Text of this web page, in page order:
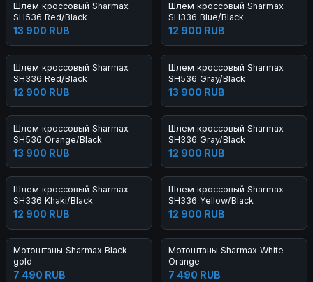
Шлем кроссовый Sharmax
SH536 Red/Black
13 900 RUB
Шлем кроссовый Sharmax
SH336 Blue/Black
12 900 RUB
Шлем кроссовый Sharmax
SH336 Red/Black
12 900 RUB
Шлем кроссовый Sharmax
SH536 Gray/Black
13 900 RUB
Шлем кроссовый Sharmax
SH536 Orange/Black
13 900 RUB
Шлем кроссовый Sharmax
SH336 Gray/Black
12 900 RUB
Шлем кроссовый Sharmax
SH336 Khaki/Black
12 900 RUB
Шлем кроссовый Sharmax
SH336 Yellow/Black
12 900 RUB
Мотоштаны Sharmax Black-
gold
7 490 RUB
Мотоштаны Sharmax White-
Orange
7 490 RUB